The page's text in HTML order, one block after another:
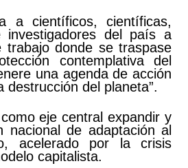
a científicos, científicas,
investigadores del país a
trabajo donde se traspase
contemplativa del
una agenda de acción
destrucción del planeta”.
eje central expandir y
nacional de adaptación al
acelerado por la crisis
capitalista.